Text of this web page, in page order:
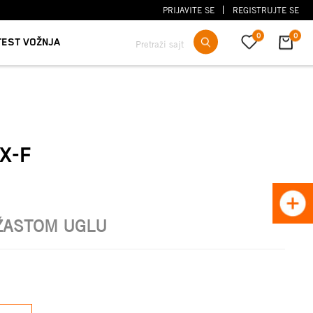
PRIJAVITE SE REGISTRUJTE SE
VOŽNJA Pretraži sajt
0
0
F
UGLU